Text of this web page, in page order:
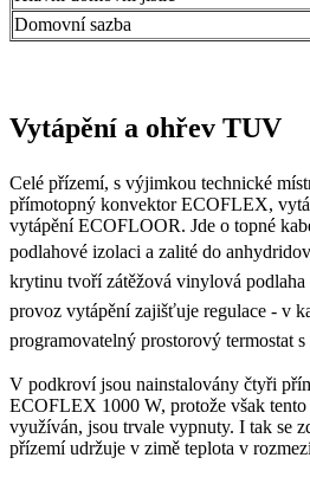
Domovní sazba
Vytápění a ohřev TUV
Celé přízemí, s výjimkou technické
přímotopný konvektor ECOFLEX,
vytápění ECOFLOOR. Jde o topné
podlahové izolaci a zalité do
krytinu tvoří zátěžová vinylová
provoz vytápění zajišťuje regulace - v
programovatelný prostorový termostat
V podkroví jsou nainstalovány čtyři
ECOFLEX 1000 W, protože však tento
využíván, jsou trvale vypnuty. I tak se
přízemí udržuje v zimě teplota v